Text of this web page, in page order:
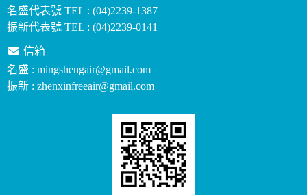
名盛代表號 TEL : (04)2239-1387
振新代表號 TEL : (04)2239-0141
信箱
名盛 : mingshengair@gmail.com
振新 : zhenxinfreeair@gmail.com